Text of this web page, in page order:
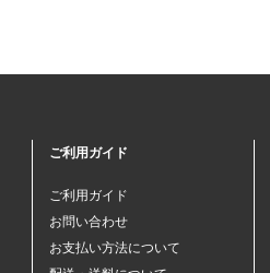
ご利用ガイド
ご利用ガイド
お問い合わせ
お支払い方法について